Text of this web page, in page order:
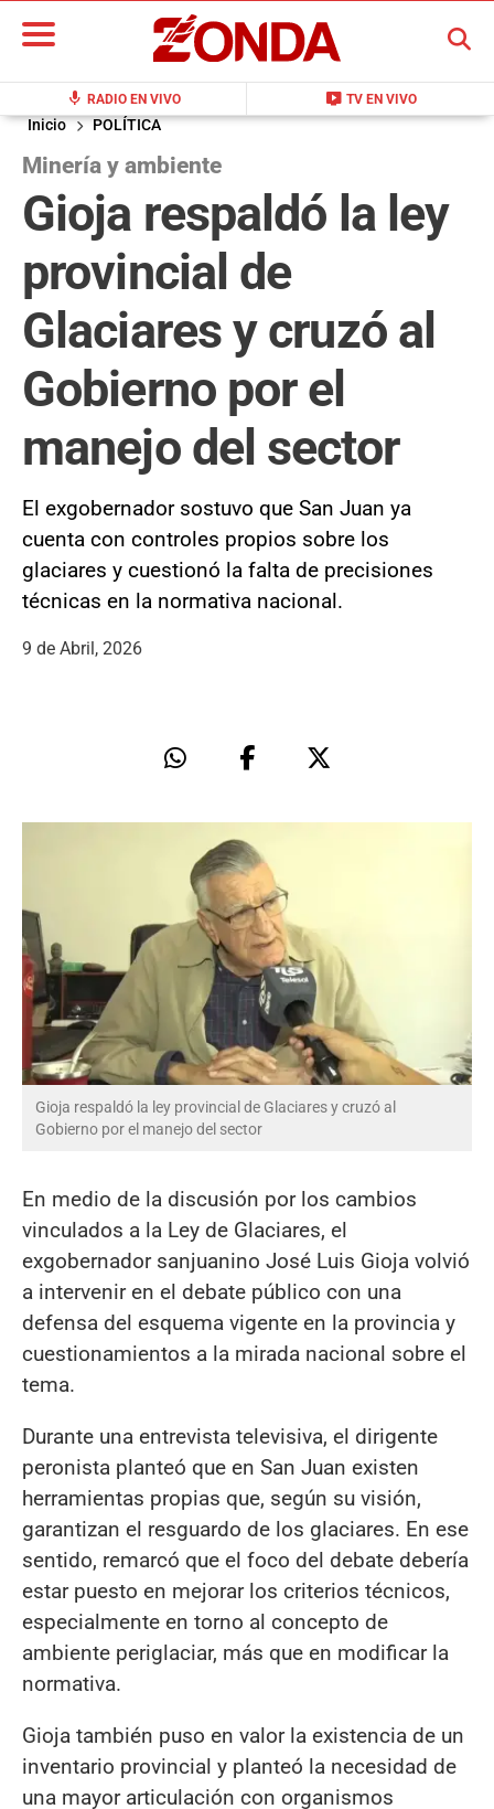
mic RADIO EN VIVO live_tv TV EN VIVO
BUSCAR
Inicio POLÍTICA
Minería y ambiente
Gioja respaldó la ley
provincial de
Glaciares y cruzó al
Gobierno por el
manejo del sector
El exgobernador sostuvo que San Juan ya
cuenta con controles propios sobre los
glaciares y cuestionó la falta de precisiones
técnicas en la normativa nacional.
9 de Abril, 2026
Gioja respaldó la ley provincial de Glaciares y cruzó al
Gobierno por el manejo del sector
En medio de la discusión por los cambios
vinculados a la Ley de Glaciares, el
exgobernador sanjuanino José Luis Gioja volvió
a intervenir en el debate público con una
defensa del esquema vigente en la provincia y
cuestionamientos a la mirada nacional sobre el
tema.
Durante una entrevista televisiva, el dirigente
peronista planteó que en San Juan existen
herramientas propias que, según su visión,
garantizan el resguardo de los glaciares. En ese
sentido, remarcó que el foco del debate debería
estar puesto en mejorar los criterios técnicos,
especialmente en torno al concepto de
ambiente periglaciar, más que en modificar la
normativa.
Gioja también puso en valor la existencia de un
inventario provincial y planteó la necesidad de
una mayor articulación con organismos